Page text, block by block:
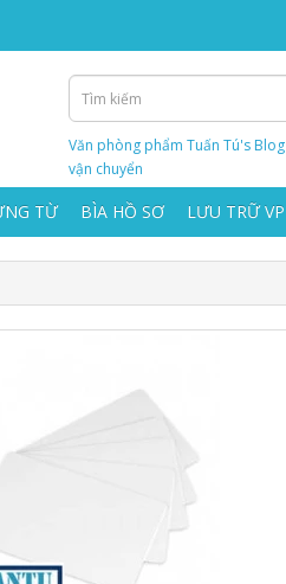
Văn phòng phẩm Tuấn Tú's Blog
vận chuyển
TỪ BÌA HỒ SƠ LƯU TRỮ VP